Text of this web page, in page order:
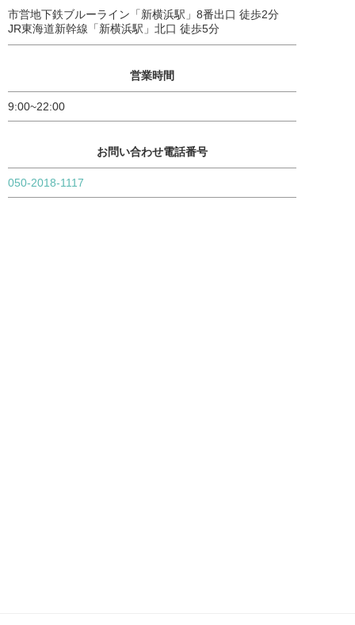
市営地下鉄ブルーライン「新横浜駅」8番出口 徒歩2分
JR東海道新幹線「新横浜駅」北口 徒歩5分
営業時間
9:00~22:00
お問い合わせ電話番号
050-2018-1117